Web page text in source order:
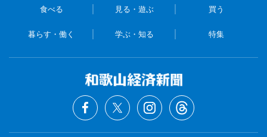
食べる 見る・遊ぶ 買う
暮らす・働く 学ぶ・知る 特集